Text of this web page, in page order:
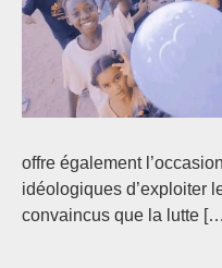
offre également
idéologiques d’exploiter
convaincus que la lutte